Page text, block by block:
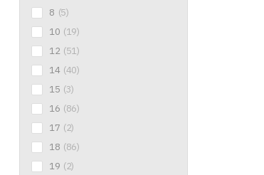
8 (5)
10 (19)
12 (51)
14 (40)
15 (3)
16 (86)
17 (2)
18 (86)
19 (2)